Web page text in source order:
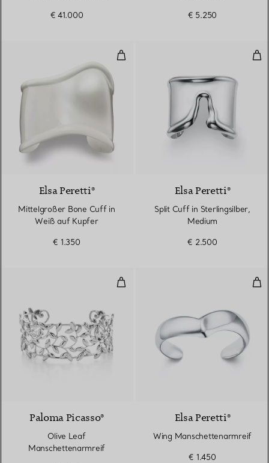
€ 41.000
€ 5.250
Mittelgroßer Bone Cuff in Weiß
Elsa Peretti®
Mittelgroßer Bone Cuff in
Weiß auf Kupfer
€ 1.350
Elsa Peretti®
Split Cuff in Sterlingsilber,
Medium
€ 2.500
Olive Leaf Manschettenarmreif
Paloma Picasso®
Olive Leaf
Manschettenarmreif
Elsa Peretti®
Wing Manschettenarmreif
€ 1.450